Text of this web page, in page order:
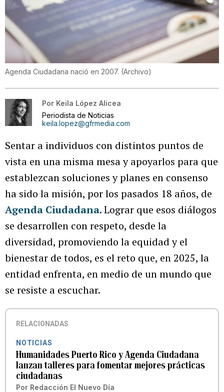
Agenda Ciudadana nació en 2007. (Archivo)
Por Keila López Alicea
Periodista de Noticias
keila.lopez@gfrmedia.com
Sentar a individuos con distintos puntos de
vista en una misma mesa y apoyarlos para que
establezcan soluciones y planes en consenso
ha sido la misión, por los pasados 18 años, de
Agenda Ciudadana. Lograr que esos diálogos
se desarrollen con respeto, desde la
diversidad, promoviendo la equidad y el
bienestar de todos, es el reto que, en 2025, la
entidad enfrenta, en medio de un mundo que
se resiste a escuchar.
RELACIONADAS
NOTICIAS
Humanidades Puerto Rico y Agenda Ciudadana
lanzan talleres para fomentar mejores prácticas
ciudadanas
Por Redacción El Nuevo Día